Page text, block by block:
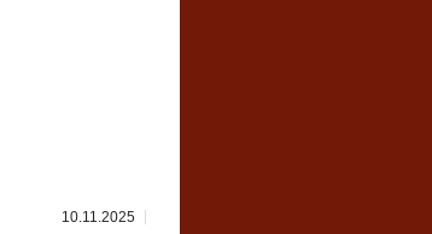
10.11.2025